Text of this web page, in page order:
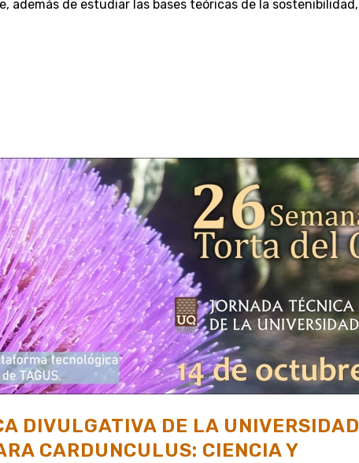
además de estudiar las bases teóricas de la sostenibilidad,
DIVULGATIVA DE LA UNIVERSIDAD
CARDUNCULUS: CIENCIA Y